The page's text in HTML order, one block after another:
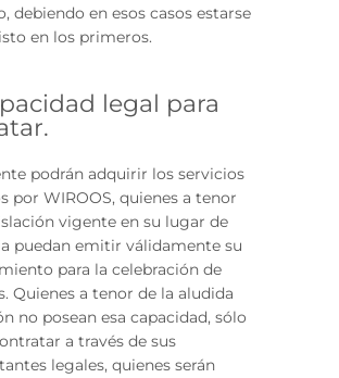
debiendo en esos casos estarse
en los primeros.
legal para
podrán adquirir los servicios
por WIROOS, quienes a tenor
vigente en su lugar de
puedan emitir válidamente su
para la celebración de
Quienes a tenor de la aludida
no posean esa capacidad, sólo
a través de sus
legales, quienes serán